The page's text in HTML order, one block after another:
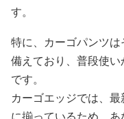
す。
特に、カーゴパンツ
備えており、普段使
です。
カーゴエッジでは、
に揃っているため、